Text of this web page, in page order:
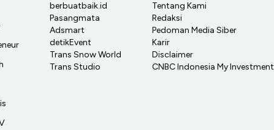
berbuatbaik.id
Pasangmata
Adsmart
detikEvent
Trans Snow World
Trans Studio
Tentang Kami
Redaksi
Pedoman Media Siber
Karir
Disclaimer
CNBC Indonesia My Investment